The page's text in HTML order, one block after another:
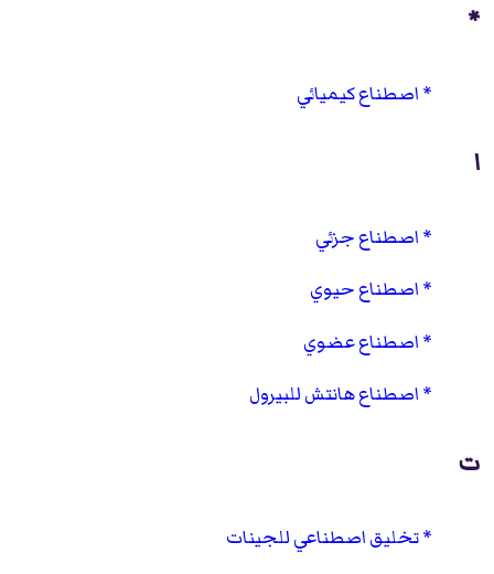
*
اصطناع كيميائي
ا
اصطناع جزئي
اصطناع حيوي
اصطناع عضوي
اصطناع هانتش للبيرول
ت
تخليق اصطناعي للجينات